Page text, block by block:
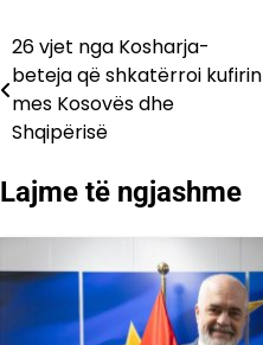
Lëvizje
te
postimet
26 vjet nga Kosharja-
beteja që shkatërroi kufirin
mes Kosovës dhe
Shqipërisë
Lajme të ngjashme